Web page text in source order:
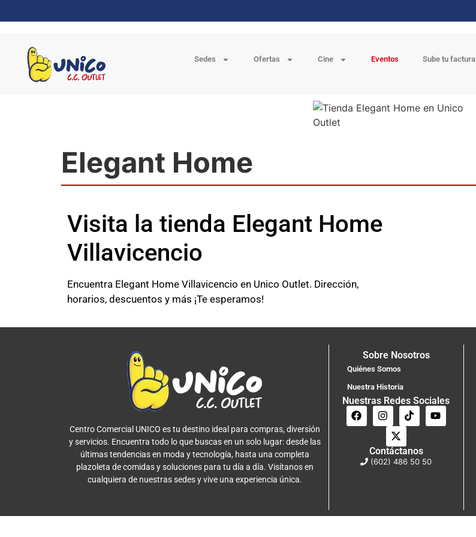
Sedes Ofertas Cine Eventos Sube tu factura
Elegant Home
Visita la tienda Elegant Home
Villavicencio
Encuentra Elegant Home Villavicencio en Unico Outlet. Dirección,
horarios, descuentos y más ¡Te esperamos!
Centro Comercial UNICO es tu destino ideal para compras, diversión
y servicios. Encuentra todo lo que buscas en un solo lugar: desde las
últimas tendencias en moda y tecnología, hasta una completa
plazoleta de comidas y soluciones para tu día a día. Visítanos en
cualquiera de nuestras sedes y vive una experiencia única.
Sobre Nosotros
Quiénes Somos
Nuestra Historia
Nuestras Redes Sociales
Contáctanos
(602) 486 50 50